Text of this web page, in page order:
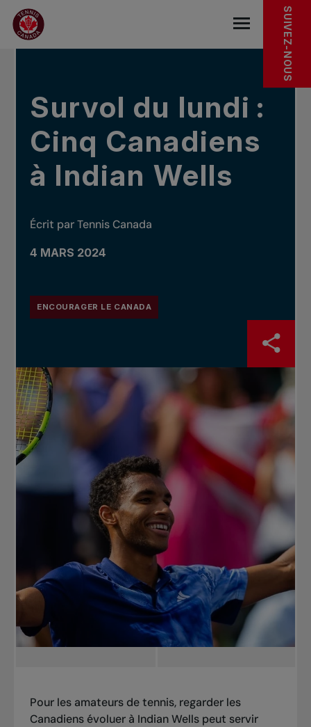
Sauter au menu principal
Sauter au contenu principal
Sauter au pied de page
Dans les nouvelles SUIVEZ-NOUS
Survol du lundi :
Cinq Canadiens
à Indian Wells
Écrit par Tennis Canada
4 MARS 2024
ENCOURAGER LE CANADA
Pour les amateurs de tennis, regarder les
Canadiens évoluer à Indian Wells peut servir